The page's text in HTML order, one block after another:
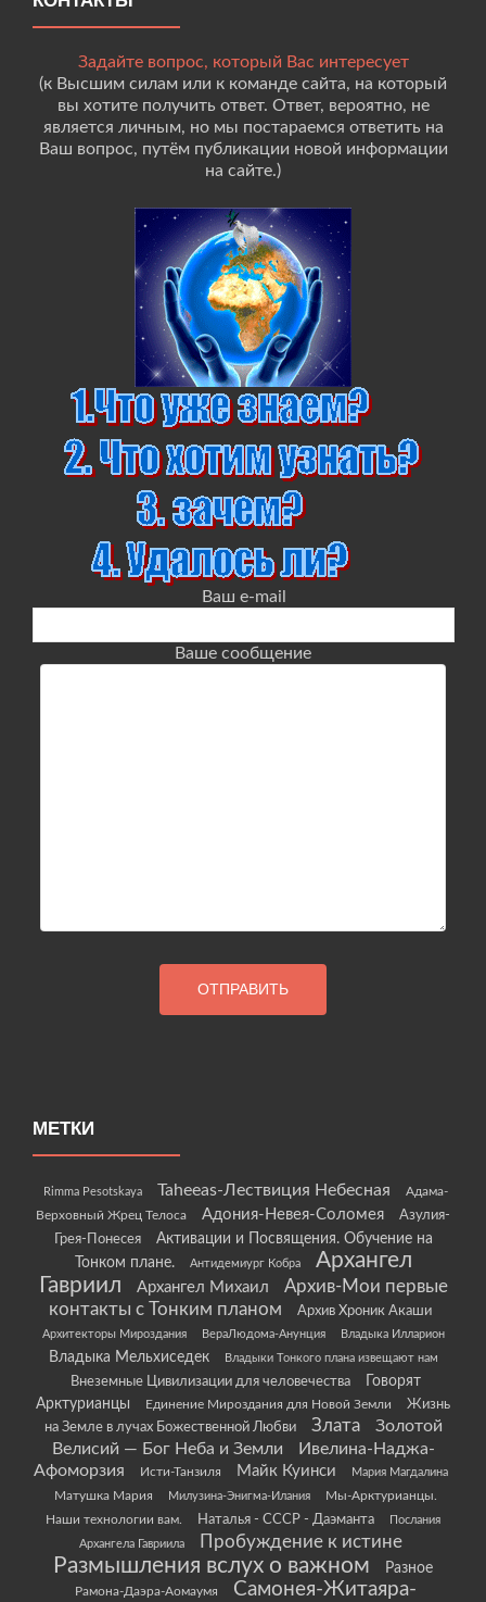
Задайте вопрос, который Вас интересует
(к Высшим силам или к команде сайта, на который
вы хотите получить ответ. Ответ, вероятно, не
является личным, но мы постараемся ответить на
Ваш вопрос, путём публикации новой информации
на сайте.)
Ваш e-mail
Ваше сообщение
МЕТКИ
Rimma Pesotskaya Taheeas-Лествиция Небесная
Адама-
Верховный Жрец Телоса
Адония-Невея-Соломея
Азулия-
Грея-Понесея
Активации и Посвящения. Обучение на
Тонком плане.
Антидемиург Кобра
Архангел
Гавриил
Архангел Михаил
Архив-Мои первые
контакты с Тонким планом
Архив Хроник Акаши
Архитекторы Мироздания ВераЛюдома-Анунция Владыка Илларион
Владыка Мельхиседек Владыки Тонкого плана извещают нам
Внеземные Цивилизации для человечества
Говорят
Арктурианцы
Единение Мироздания для Новой Земли
Жизнь
на Земле в лучах Божественной Любви
Злата
Золотой
Велисий — Бог Неба и Земли
Ивелина-Наджа-
Афоморзия
Исти-Танзиля Майк Куинси Мария Магдалина
Матушка Мария Милузина-Энигма-Илания
Мы-Арктурианцы.
Наши технологии вам.
Наталья - СССР - Даэманта
Послания
Архангела Гавриила
Пробуждение к истине
Размышления вслух о важном Разное
Рамона-Даэра-Аомаумя
Самонея-Житаяра-